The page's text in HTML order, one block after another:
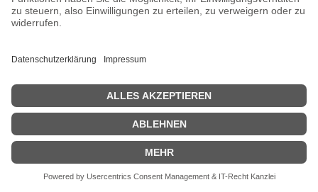
Lancom Management Cloud -
Abonnement-Lizenz (1 Jahr)
LANCOM Management Cloud - Abonnement-Lizenz (1 Jahr) - für
LANCOM Gerät der Kategorie B (GS-2326(P)(+), 17xx ROuter,
IAP-/OAP-ROuter, WLC-4006+), Projekt-ID erforderlich - für P/N: